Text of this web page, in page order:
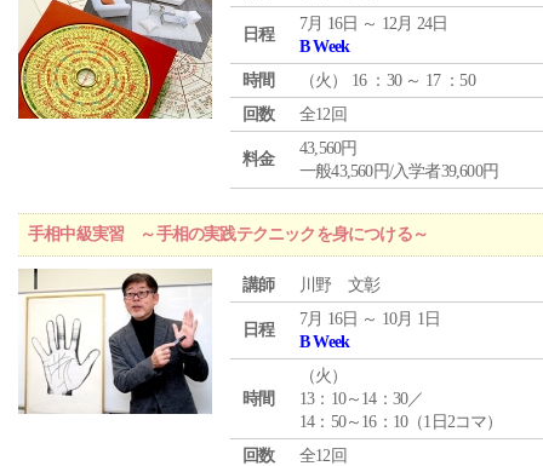
日程
7月 16日 ～ 12月 24日
B Week
時間
（火 ） 16 ：30 ～ 17 ：50
回数
全12回
料金
43,560円
一般43,560円/入学者39,600円
手相中級実習 ～手相の実践テクニックを身につける～
講師 川野 文彰
日程
7月 16日 ～ 10月 1日
B Week
時間
（火 ）
13：10～14：30／
14：50～16：10（1日2コマ）
回数
全12回